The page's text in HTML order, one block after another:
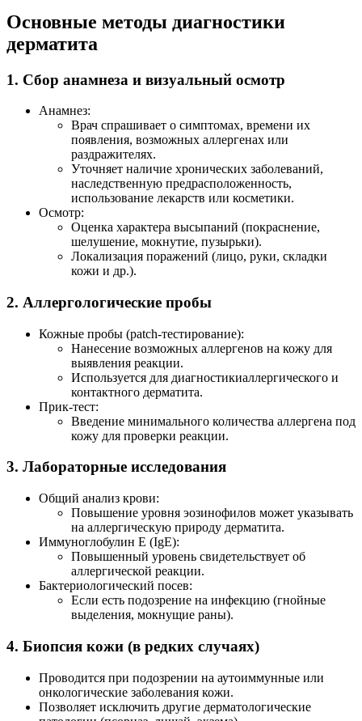
Основные методы диагностики
дерматита
1. Сбор анамнеза и визуальный осмотр
Анамнез:
Врач спрашивает о симптомах, времени их
появления, возможных аллергенах или
раздражителях.
Уточняет наличие хронических заболеваний,
наследственную предрасположенность,
использование лекарств или косметики.
Осмотр:
Оценка характера высыпаний (покраснение,
шелушение, мокнутие, пузырьки).
Локализация поражений (лицо, руки, складки
кожи и др.).
2. Аллергологические пробы
Кожные пробы (patch-тестирование):
Нанесение возможных аллергенов на кожу для
выявления реакции.
Используется для диагностикиаллергического и
контактного дерматита.
Прик-тест:
Введение минимального количества аллергена под
кожу для проверки реакции.
3. Лабораторные исследования
Общий анализ крови:
Повышение уровня эозинофилов может указывать
на аллергическую природу дерматита.
Иммуноглобулин E (IgE):
Повышенный уровень свидетельствует об
аллергической реакции.
Бактериологический посев:
Если есть подозрение на инфекцию (гнойные
выделения, мокнущие раны).
4. Биопсия кожи (в редких случаях)
Проводится при подозрении на аутоиммунные или
онкологические заболевания кожи.
Позволяет исключить другие дерматологические